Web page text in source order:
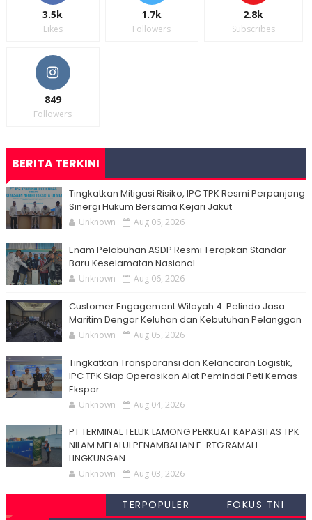
3.5k
Likes
1.7k
Followers
2.8k
Subscribes
849
Followers
BERITA TERKINI
Tingkatkan Mitigasi Risiko, IPC TPK Resmi Perpanjang
Sinergi Hukum Bersama Kejari Jakut
Unknown Aug 06, 2026
Enam Pelabuhan ASDP Resmi Terapkan Standar
Baru Keselamatan Nasional
Unknown Aug 06, 2026
Customer Engagement Wilayah 4: Pelindo Jasa
Maritim Dengar Keluhan dan Kebutuhan Pelanggan
Unknown Aug 05, 2026
Tingkatkan Transparansi dan Kelancaran Logistik,
IPC TPK Siap Operasikan Alat Pemindai Peti Kemas
Ekspor
Unknown Aug 04, 2026
PT TERMINAL TELUK LAMONG PERKUAT KAPASITAS TPK
NILAM MELALUI PENAMBAHAN E-RTG RAMAH
LINGKUNGAN
Unknown Aug 03, 2026
TERPOPULER FOKUS TNI